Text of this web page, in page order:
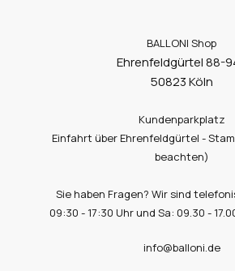
BALLONI Shop
Ehrenfeldgürtel 88-
50823 Köln
Kundenparkplatz
Einfahrt über Ehrenfeldgürtel -
beachten)
Sie haben Fragen? Wir sind
09:30 - 17:30 Uhr und Sa: 09.30 -
info@balloni.de